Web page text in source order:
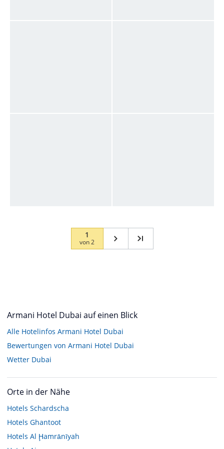
1
von2
Armani Hotel Dubai auf einen Blick
Alle Hotelinfos Armani Hotel Dubai
Bewertungen von Armani Hotel Dubai
Wetter Dubai
Orte in der Nähe
Hotels Schardscha
Hotels Ghantoot
Hotels Al Ḩamrānīyah